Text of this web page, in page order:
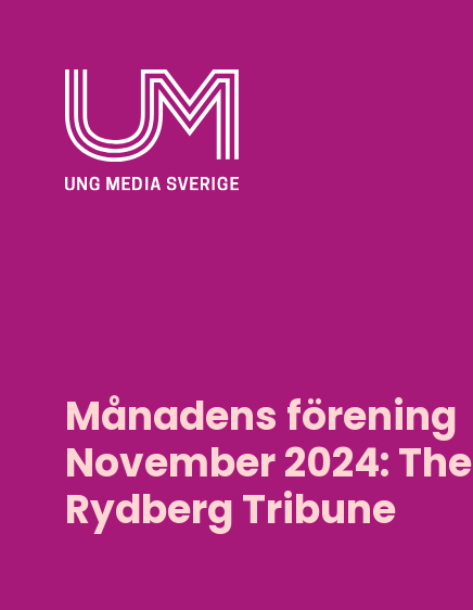
Månadens förening
November 2024: The
Rydberg Tribune